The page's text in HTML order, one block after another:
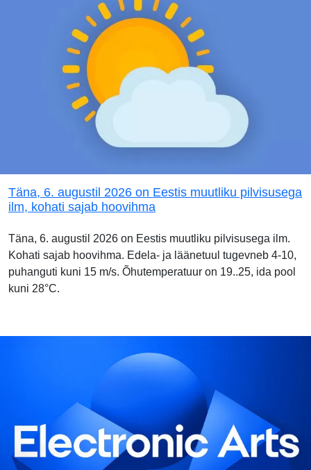
Täna, 6. augustil 2026 on Eestis muutliku pilvisusega
ilm, kohati sajab hoovihma
Täna, 6. augustil 2026 on Eestis muutliku pilvisusega ilm.
Kohati sajab hoovihma. Edela- ja läänetuul tugevneb 4-10,
puhanguti kuni 15 m/s. Õhutemperatuur on 19..25, ida pool
kuni 28°C.